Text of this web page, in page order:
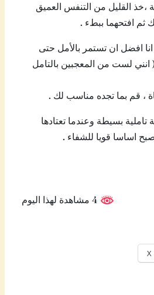
،خذ القليل من التنفس العميق
ثم افتحهما ببطء .
افضل ان تستمر بالأمل حتى
لست من المعجبين بالتامل
، قم بما تجده مناسب لك .
بسيطة وعندما تعتادها
اساسا قويا للشفاء .
X